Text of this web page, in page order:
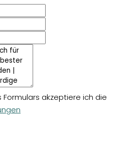
akzeptiere ich die